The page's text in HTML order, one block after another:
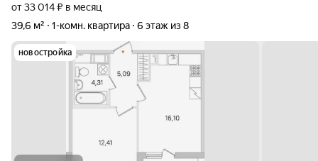
от 33 014 ₽ в месяц
39,6 м²
1-комн. квартира 6 этаж из 8
новостройка